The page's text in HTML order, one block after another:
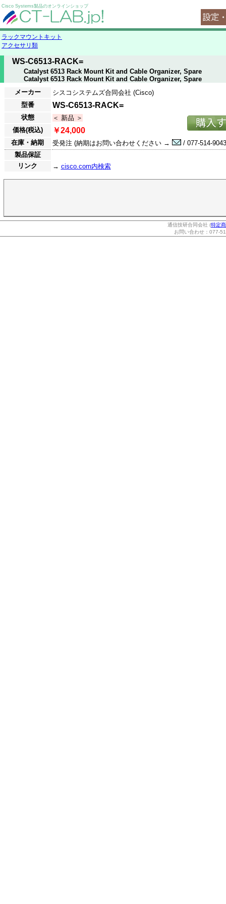
Cisco Systems製品のオンラインショップ
ラックマウントキット
アクセサリ類
WS-C6513-RACK=
Catalyst 6513 Rack Mount Kit and Cable Organizer, Spare
Catalyst 6513 Rack Mount Kit and Cable Organizer, Spare
メーカー
シスコシステムズ合同会社 (Cisco)
型番
WS-C6513-RACK=
状態
＜ 新品 ＞
価格(税込)
￥24,000
在庫・納期 受発注 (納期はお問い合わせください →
/ 077-514-
製品保証
リンク
→ cisco.com内検索
通信技研合同会社 (特定
お問い合わせ：077-